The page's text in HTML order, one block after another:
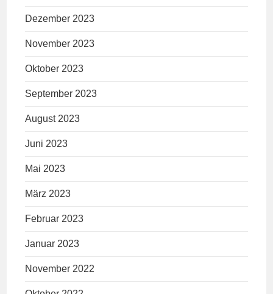
Dezember 2023
November 2023
Oktober 2023
September 2023
August 2023
Juni 2023
Mai 2023
März 2023
Februar 2023
Januar 2023
November 2022